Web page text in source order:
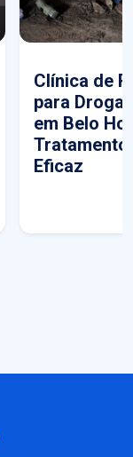
Clínica de
para
em Belo
Tratamento
Eficaz